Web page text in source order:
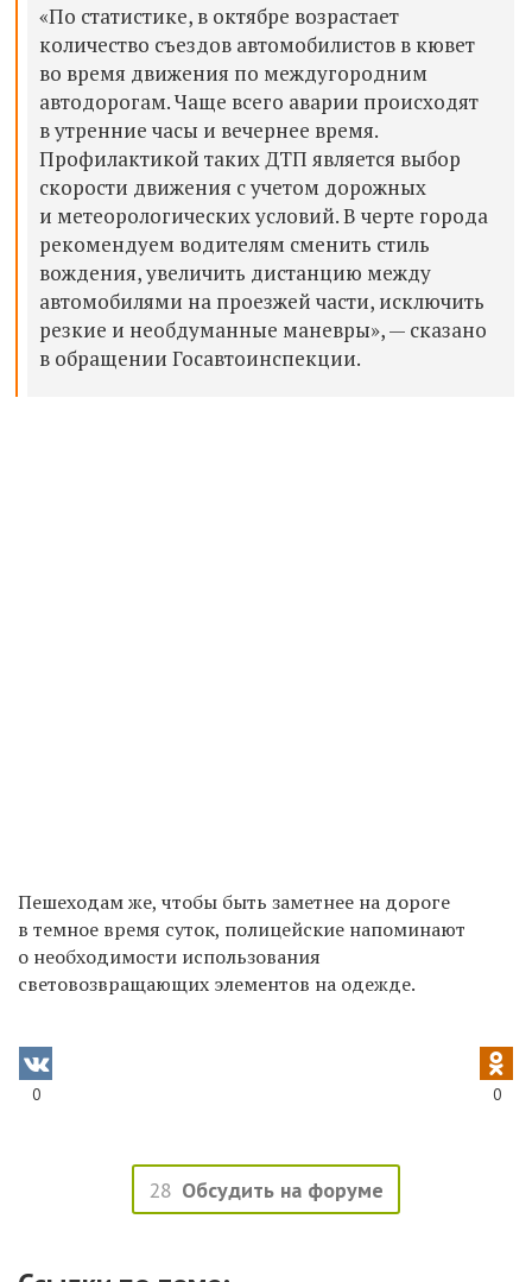
«По статистике, в октябре возрастает
количество съездов автомобилистов в кювет
во время движения по междугородним
автодорогам. Чаще всего аварии происходят
в утренние часы и вечернее время.
Профилактикой таких ДТП является выбор
скорости движения с учетом дорожных
и метеорологических условий. В черте города
рекомендуем водителям сменить стиль
вождения, увеличить дистанцию между
автомобилями на проезжей части, исключить
резкие и необдуманные маневры», — сказано
в обращении Госавтоинспекции.
Пешеходам же, чтобы быть заметнее на дороге
в темное время суток, полицейские напоминают
о необходимости использования
световозвращающих элементов на одежде.
0 0
28 Обсудить на форуме